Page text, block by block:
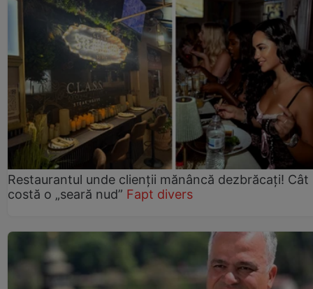
Restaurantul unde clienții mănâncă dezbrăcați! Cât
costă o „seară nud” Fapt divers